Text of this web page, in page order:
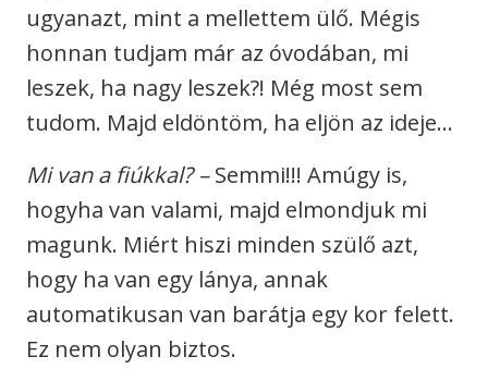
ugyanazt, mint a mellettem ülő. Mégis
honnan tudjam már az óvodában, mi
leszek, ha nagy leszek?! Még most sem
tudom. Majd eldöntöm, ha eljön az ideje…
Mi van a fiúkkal? – Semmi!!! Amúgy is,
hogyha van valami, majd elmondjuk mi
magunk. Miért hiszi minden szülő azt,
hogy ha van egy lánya, annak
automatikusan van barátja egy kor felett.
Ez nem olyan biztos.